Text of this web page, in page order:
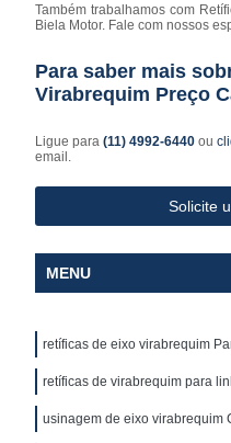
Também trabalhamos com
Biela Motor. Fale com nossos
Para saber mais
Virabrequim Preço
Ligue para(11) 4992-6440ou
email.
Solicite
MENU
retíficas de eixo virabrequim
retíficas de virabrequim para
usinagem de eixo virabrequim